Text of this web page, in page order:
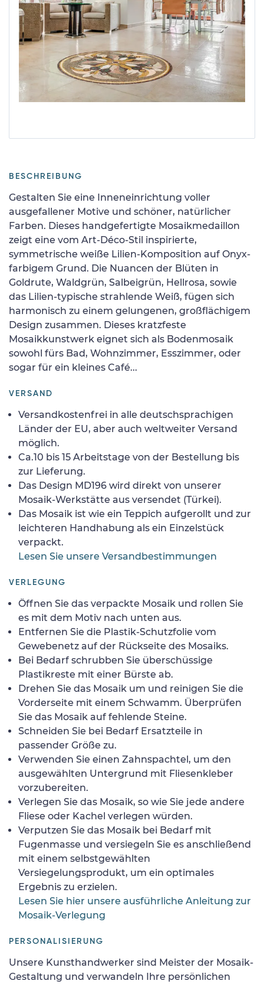
BESCHREIBUNG
Gestalten Sie eine Inneneinrichtung voller
ausgefallener Motive und schöner, natürlicher
Farben. Dieses handgefertigte Mosaikmedaillon
zeigt eine vom Art-Déco-Stil inspirierte,
symmetrische weiße Lilien-Komposition auf Onyx-
farbigem Grund. Die Nuancen der Blüten in
Goldrute, Waldgrün, Salbeigrün, Hellrosa, sowie
das Lilien-typische strahlende Weiß, fügen sich
harmonisch zu einem gelungenen, großflächigem
Design zusammen. Dieses kratzfeste
Mosaikkunstwerk eignet sich als Bodenmosaik
sowohl fürs Bad, Wohnzimmer, Esszimmer, oder
sogar für ein kleines Café...
VERSAND
Versandkostenfrei in alle deutschsprachigen
Länder der EU, aber auch weltweiter Versand
möglich.
Ca.10 bis 15 Arbeitstage von der Bestellung bis
zur Lieferung.
Das Design MD196 wird direkt von unserer
Mosaik-Werkstätte aus versendet (Türkei).
Das Mosaik ist wie ein Teppich aufgerollt und zur
leichteren Handhabung als ein Einzelstück
verpackt.
Lesen Sie unsere Versandbestimmungen
VERLEGUNG
Öffnen Sie das verpackte Mosaik und rollen Sie
es mit dem Motiv nach unten aus.
Entfernen Sie die Plastik-Schutzfolie vom
Gewebenetz auf der Rückseite des Mosaiks.
Bei Bedarf schrubben Sie überschüssige
Plastikreste mit einer Bürste ab.
Drehen Sie das Mosaik um und reinigen Sie die
Vorderseite mit einem Schwamm. Überprüfen
Sie das Mosaik auf fehlende Steine.
Schneiden Sie bei Bedarf Ersatzteile in
passender Größe zu.
Verwenden Sie einen Zahnspachtel, um den
ausgewählten Untergrund mit Fliesenkleber
vorzubereiten.
Verlegen Sie das Mosaik, so wie Sie jede andere
Fliese oder Kachel verlegen würden.
Verputzen Sie das Mosaik bei Bedarf mit
Fugenmasse und versiegeln Sie es anschließend
mit einem selbstgewählten
Versiegelungsprodukt, um ein optimales
Ergebnis zu erzielen.
Lesen Sie hier unsere ausführliche Anleitung zur
Mosaik-Verlegung
PERSONALISIERUNG
Unsere Kunsthandwerker sind Meister der Mosaik-
Gestaltung und verwandeln Ihre persönlichen